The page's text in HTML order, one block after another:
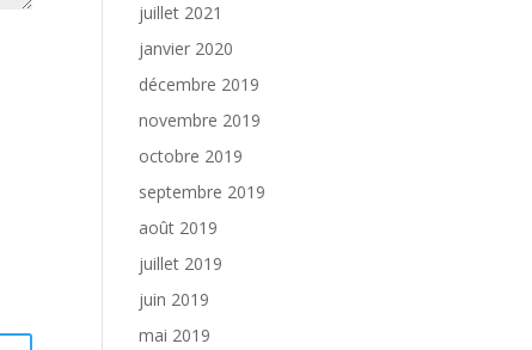
juillet 2021
janvier 2020
décembre 2019
novembre 2019
octobre 2019
septembre 2019
août 2019
juillet 2019
juin 2019
mai 2019